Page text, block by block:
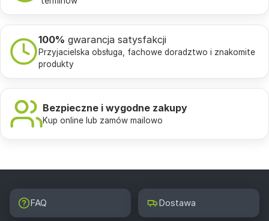
100% gwarancja satysfakcji
Przyjacielska obsługa, fachowe doradztwo i znakomite
produkty
Bezpieczne i wygodne zakupy
Kup online lub zamów mailowo
FAQ Dostawa